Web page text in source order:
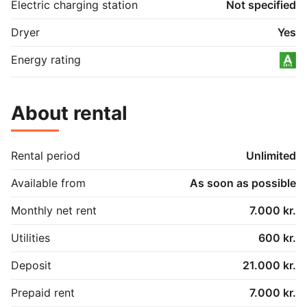
Electric charging station
Not specified
Dryer
Yes
Energy rating
About rental
Rental period
Unlimited
Available from
As soon as possible
Monthly net rent
7.000 kr.
Utilities
600 kr.
Deposit
21.000 kr.
Prepaid rent
7.000 kr.